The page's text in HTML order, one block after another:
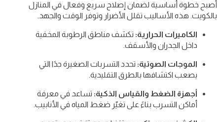
أصبح خطوة أساسية لضمان إصلاح سريع وفعال في المنازل
بالكويت. هذه الأساليب تقلل الأضرار وتوفر الوقت والجهد.
الكاميرات الحرارية: تكشف مناطق الرطوبة المخفية
داخل الجدران والأسقف.
الموجات الصوتية: تحدد التسربات الصغيرة جدًا التي
يصعب اكتشافها بالطرق التقليدية.
أجهزة الضغط والقياس الذكية: تساعد في معرفة
أماكن التسرب بناءً على تغيّر ضغط المياه في الأنابيب.